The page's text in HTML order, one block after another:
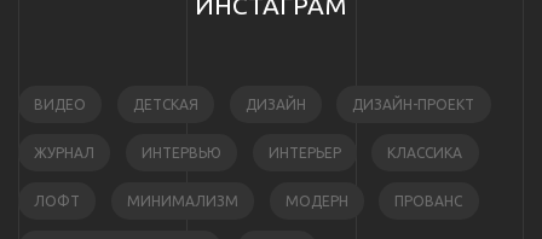
ИНСТАГРАМ
ВИДЕО ДЕТСКАЯ ДИЗАЙН ДИЗАЙН-ПРОЕКТ
ЖУРНАЛ ИНТЕРВЬЮ ИНТЕРЬЕР КЛАССИКА
ЛОФТ МИНИМАЛИЗМ МОДЕРН ПРОВАНС